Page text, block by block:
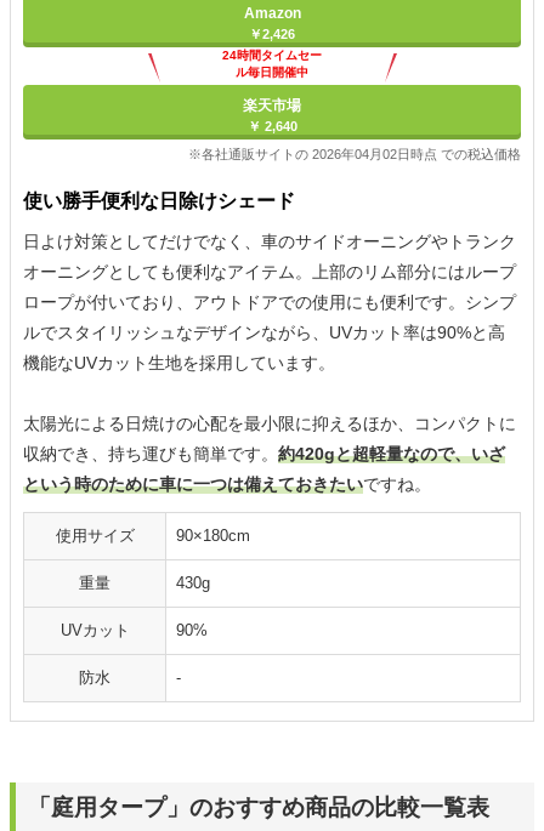
Amazon
￥2,426
24時間タイムセー
ル毎日開催中
楽天市場
￥ 2,640
※各社通販サイトの 2026年04月02日時点 での税込価格
使い勝手便利な日除けシェード
日よけ対策としてだけでなく、車のサイドオーニングやトランク
オーニングとしても便利なアイテム。上部のリム部分にはループ
ロープが付いており、アウトドアでの使用にも便利です。シンプ
ルでスタイリッシュなデザインながら、UVカット率は90%と高
機能なUVカット生地を採用しています。
太陽光による日焼けの心配を最小限に抑えるほか、コンパクトに
収納でき、持ち運びも簡単です。 約420gと超軽量なので、いざ
という時のために車に一つは備えておきたいですね。
使用サイズ 90×180cm
重量 430g
UVカット 90%
防水 -
「庭用タープ」のおすすめ商品の比較一覧表